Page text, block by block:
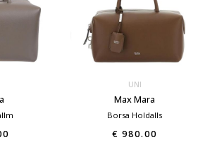
UNI
Max Mara
Borsa Holdalls
€ 980.00